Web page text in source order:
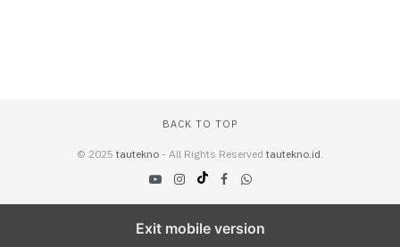
BACK TO TOP
© 2025 tautekno - All Rights Reserved tautekno.id
Exit mobile version